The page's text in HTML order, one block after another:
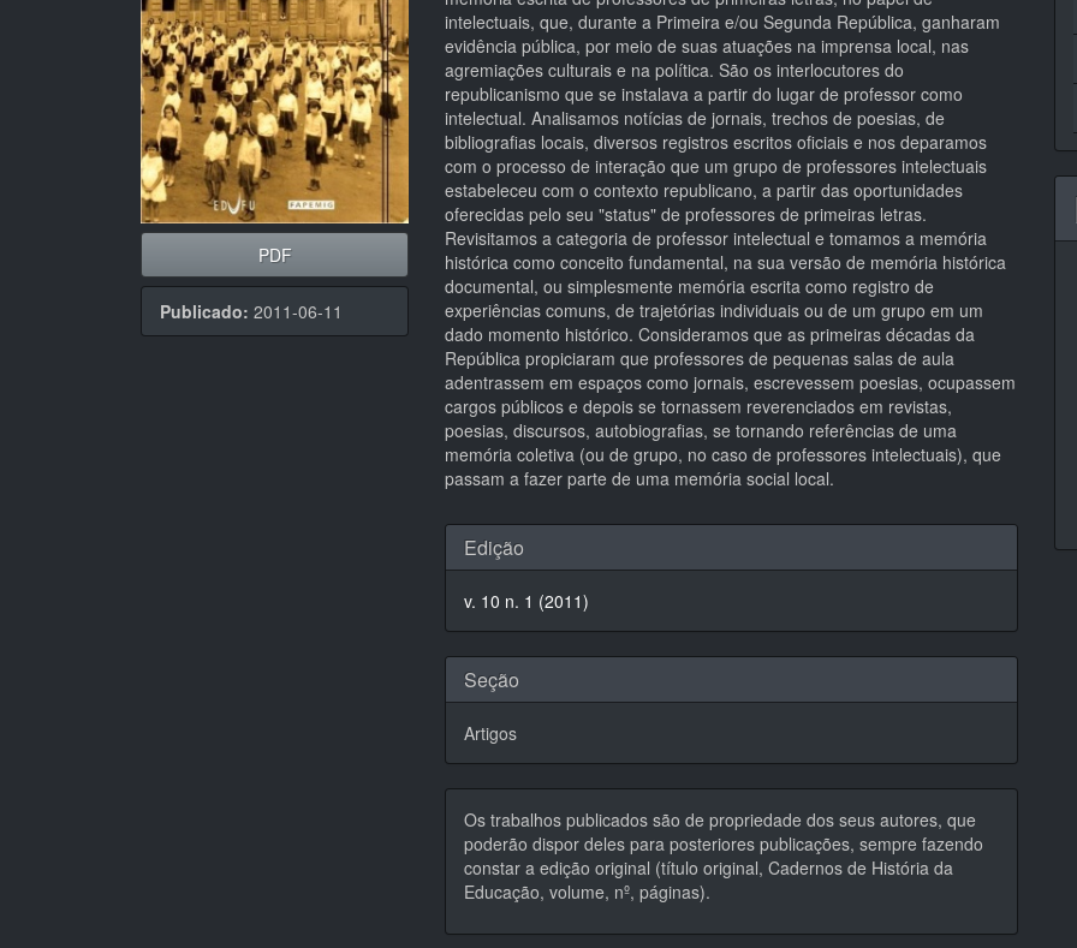
PDF
Publicado: 2011-06-11
intelectuais, que, durante a Primeira e/ou Segunda República, ganharam
evidência pública, por meio de suas atuações na imprensa local, nas
agremiações culturais e na política. São os interlocutores do
republicanismo que se instalava a partir do lugar de professor como
intelectual. Analisamos notícias de jornais, trechos de poesias, de
bibliografias locais, diversos registros escritos oficiais e nos deparamos
com o processo de interação que um grupo de professores intelectuais
estabeleceu com o contexto republicano, a partir das oportunidades
oferecidas pelo seu "status" de professores de primeiras letras.
Revisitamos a categoria de professor intelectual e tomamos a memória
histórica como conceito fundamental, na sua versão de memória histórica
documental, ou simplesmente memória escrita como registro de
experiências comuns, de trajetórias individuais ou de um grupo em um
dado momento histórico. Consideramos que as primeiras décadas da
República propiciaram que professores de pequenas salas de aula
adentrassem em espaços como jornais, escrevessem poesias, ocupassem
cargos públicos e depois se tornassem reverenciados em revistas,
poesias, discursos, autobiografias, se tornando referências de uma
memória coletiva (ou de grupo, no caso de professores intelectuais), que
passam a fazer parte de uma memória social local.
Detalhes
do
artigo
Edição
v. 10 n. 1 (2011)
Seção
Artigos
Os trabalhos publicados são de propriedade dos seus autores, que
poderão dispor deles para posteriores publicações, sempre fazendo
constar a edição original (título original, Cadernos de História da
Educação, volume, nº, páginas).